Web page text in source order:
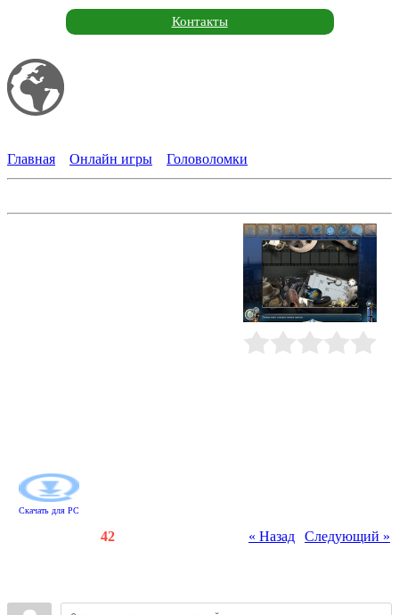
Контакты
Главная
Онлайн игры Головоломки
Скачать для PC
« Назад Следующий »
42